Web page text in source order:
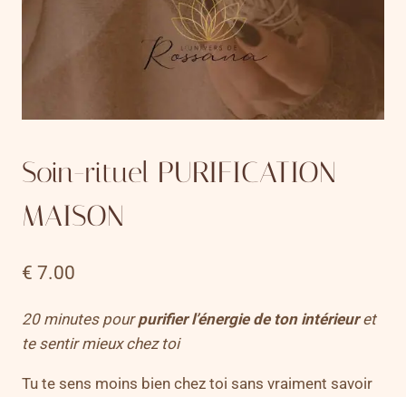
Soin-rituel PURIFICATION
MAISON
€ 7.00
20 minutes pourpurifier l’énergie de ton intérieuret
te sentir mieux chez toi
Tu te sens moins bien chez toi sans vraiment savoir